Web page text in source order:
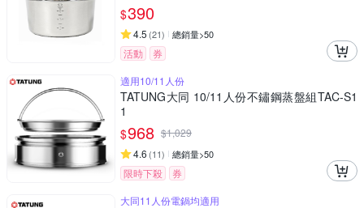
$390
4.5 (21) 總銷量>50
活動
券
適用10/11人份
TATUNG大同 10/11人份不鏽鋼蒸盤組TAC-S1
1
$968 $1,029
4.6 (11) 總銷量>50
限時下殺
券
大同11人份電鍋均適用